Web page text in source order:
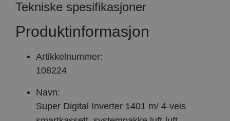
Tekniske spesifikasjoner
Produktinformasjon
Artikkelnummer:
108224
Navn:
Super Digital Inverter 1401 m/ 4-veis